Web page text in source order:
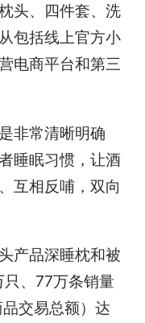
头、四件套、洗
包括线上官方小
电商平台和第三
非常清晰明确
睡眠习惯，让酒
互相反哺，双向
产品深睡枕和被
、77万条销量
交易总额）达